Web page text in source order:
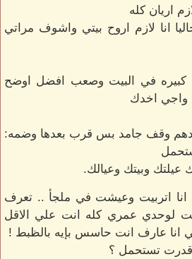
اريان كله
انا لازم اروح بيتي واشوف مراتي
كبيره في البيت وصعب افضل اوضح
واجي اخدك
وقف جامد بس قرب بعدها وضمه:
عيلتك وبيتك وعيالك.
انا اتربيت وعيشت في ملجأ .. تعرف
لوحدي عمري كله انت علي الاقل
انا عارف انت حاسس بإيه بالظبط !
قدرت تستحمل ؟